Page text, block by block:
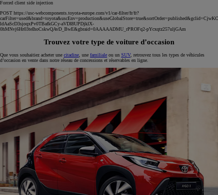
Une erreur est survenue. Nous vous invitons à réessayer ultérieurement.
Nous tentons de résoudre cet incident dès que possible. Merci de rafraichir la page ou de réessayer
ultérieurement.
(G-503)
Trouvez votre type de voiture d’occasion
Que vous souhaitiez acheter une citadine familiale SUV, retrouvez tous les types de véhicules
d’occasion en vente dans notre réseau de concessions et réservables en ligne.